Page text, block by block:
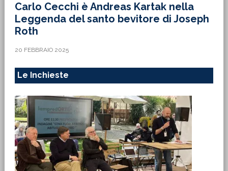
Carlo Cecchi è Andreas Kartak nella
Leggenda del santo bevitore di Joseph
Roth
20 FEBBRAIO 2025
Le Inchieste